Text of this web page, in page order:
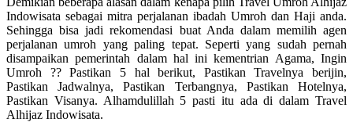
Indowisata sebagai mitra perjalanan ibadah Umroh dan Haji anda.
Sehingga bisa jadi rekomendasi buat Anda dalam memilih agen
perjalanan umroh yang paling tepat. Seperti yang sudah pernah
disampaikan pemerintah dalam hal ini kementrian Agama, Ingin
Umroh ?? Pastikan 5 hal berikut, Pastikan Travelnya berijin,
Pastikan Jadwalnya, Pastikan Terbangnya, Pastikan Hotelnya,
Pastikan Visanya. Alhamdulillah 5 pasti itu ada di dalam Travel
Alhijaz Indowisata.